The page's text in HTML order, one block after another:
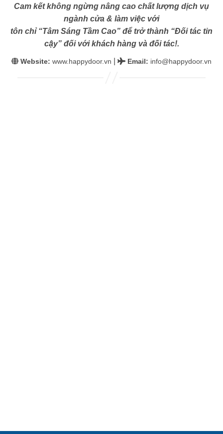
Cam kết không ngừng nâng cao chất lượng dịch vụ
ngành cửa & làm việc với
tôn chỉ “Tâm Sáng Tầm Cao” để trở thành “Đối tác tin
cậy” đối với khách hàng và đối tác!.
Website: www.happydoor.vn Email: info@happydoor.vn